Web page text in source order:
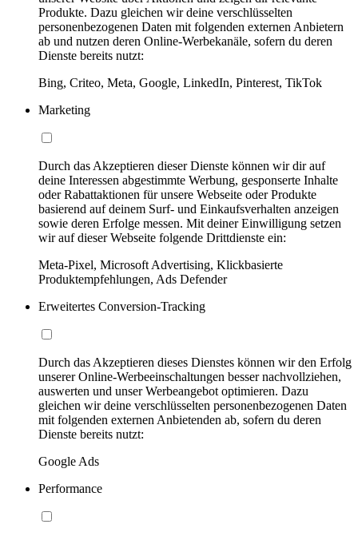
Produkte. Dazu gleichen wir deine verschlüsselten
personenbezogenen Daten mit folgenden externen Anbietern
ab und nutzen deren Online-Werbekanäle, sofern du deren
Dienste bereits nutzt:
Bing, Criteo, Meta, Google, LinkedIn, Pinterest, TikTok
Marketing
Durch das Akzeptieren dieser Dienste können wir dir auf
deine Interessen abgestimmte Werbung, gesponserte Inhalte
oder Rabattaktionen für unsere Webseite oder Produkte
basierend auf deinem Surf- und Einkaufsverhalten anzeigen
sowie deren Erfolge messen. Mit deiner Einwilligung setzen
wir auf dieser Webseite folgende Drittdienste ein:
Meta-Pixel, Microsoft Advertising, Klickbasierte
Produktempfehlungen, Ads Defender
Erweitertes Conversion-Tracking
Durch das Akzeptieren dieses Dienstes können wir den Erfolg
unserer Online-Werbeeinschaltungen besser nachvollziehen,
auswerten und unser Werbeangebot optimieren. Dazu
gleichen wir deine verschlüsselten personenbezogenen Daten
mit folgenden externen Anbietenden ab, sofern du deren
Dienste bereits nutzt:
Google Ads
Performance